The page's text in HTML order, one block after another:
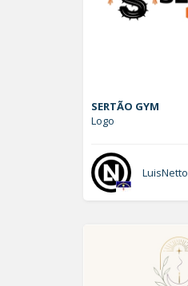
SERTÃO GYM
Logo
LuisNetto